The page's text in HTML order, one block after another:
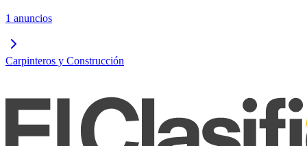
1 anuncios
Carpinteros y Construcción